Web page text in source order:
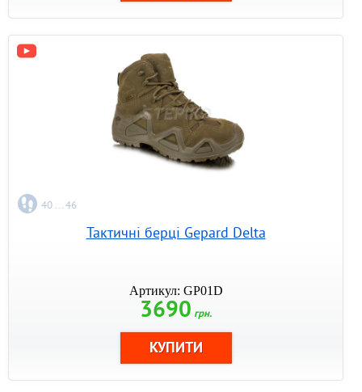
40 ... 46
Тактичні берці Gepard Delta
Артикул: GP01D
3690 грн.